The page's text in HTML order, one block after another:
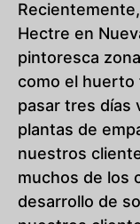
Hectre en
pintoresca
como el huerto
pasar tres días
plantas de
nuestros
muchos de los
desarrollo de